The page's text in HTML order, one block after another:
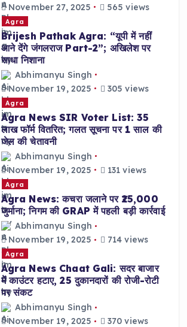
November 27, 2025 565 views
Agra
Brijesh Pathak Agra: “यूपी में नहीं
आने देंगे जंगलराज Part-2”; अखिलेश पर
साधा निशाना
Abhimanyu Singh
November 19, 2025
305 views
Agra
Agra News SIR Voter List: 35
लाख फॉर्म वितरित; गलत सूचना पर 1 साल की
जेल की चेतावनी
Abhimanyu Singh
November 19, 2025
131 views
Agra
Agra News: कचरा जलाने पर ₹25,000
जुर्माना; निगम की GRAP में पहली बड़ी कार्रवाई
Abhimanyu Singh
November 19, 2025
714 views
Agra
Agra News Chaat Gali: सदर बाजार
में काउंटर हटाए, 25 दुकानदारों की रोजी-रोटी
पर संकट
Abhimanyu Singh
November 19, 2025
370 views